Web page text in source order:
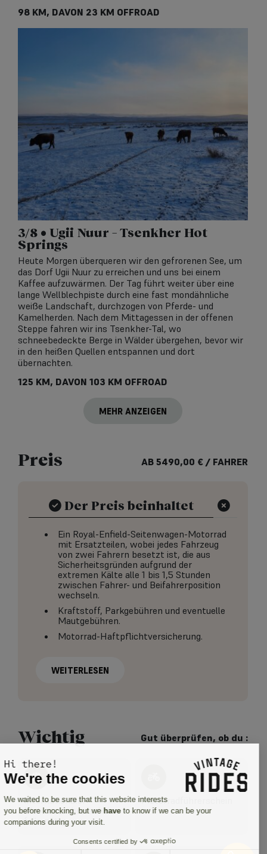
98 KM, DAVON 23 KM OFFROAD
3/8 • Ugii Nuur – Tsenkher Hot
Springs
Heute Morgen überqueren wir den gefrorenen See, um
das Dorf Ugii Nuur zu erreichen und uns bei einem
Kaffee aufzuwärmen. Der Tag führt weiter über eine
lange Wellblechpiste durch eine fast mondähnliche
weiße Landschaft, durchzogen von Pferde- und
Kamelherden. Nach dem Mittagessen in der offenen
Steppe fahren wir ins Tsenkher-Tal, wo
schneebedeckte Berge in Wälder übergehen, bevor wir
in den heißen Quellen entspannen und dort
übernachten.
125 KM, DAVON 103 KM OFFROAD
MEHR ANZEIGEN
Preis AB 5490,00 € / FAHRER
Der Preis beinhaltet
Ein Royal-Enfield-Seitenwagen-Motorrad
mit Ersatzteilen, wobei jedes Fahrzeug
von zwei Fahrern besetzt ist, die aus
Sicherheitsgründen aufgrund der
extremen Kälte alle 1 bis 1,5 Stunden
zwischen Fahrer- und Beifahrerposition
wechseln.
Kraftstoff, Parkgebühren und eventuelle
Mautgebühren.
Motorrad-Haftpflichtversicherung.
WEITERLESEN
Wichtig Gut überprüfen, ob du :
Internationaler
Motorradführerschein
falls nötig
Motorradführerschein
Hi there!
We're the cookies
We waited to be sure that this website interests
you before knocking, but wehaveto know if we can be your
companions during your visit.
Consents certified by